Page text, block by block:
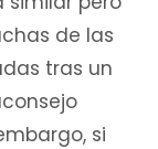
de las
tras un
si